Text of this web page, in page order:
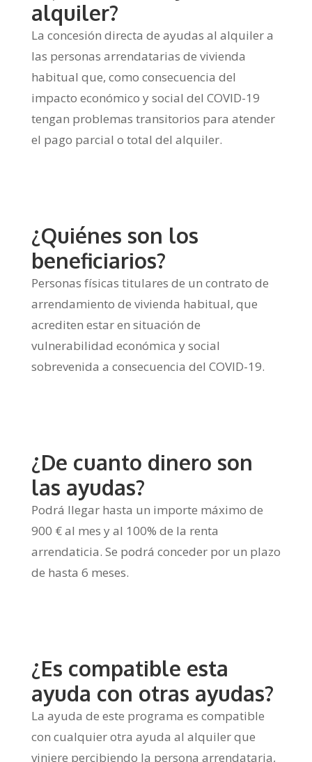
alquiler?
La concesión directa de ayudas al alquiler a
las personas arrendatarias de vivienda
habitual que, como consecuencia del
impacto económico y social del COVID-19
tengan problemas transitorios para atender
el pago parcial o total del alquiler.
¿Quiénes son los
beneficiarios?
Personas físicas titulares de un contrato de
arrendamiento de vivienda habitual, que
acrediten estar en situación de
vulnerabilidad económica y social
sobrevenida a consecuencia del COVID-19.
¿De cuanto dinero son
las ayudas?
Podrá llegar hasta un importe máximo de
900 € al mes y al 100% de la renta
arrendaticia. Se podrá conceder por un plazo
de hasta 6 meses.
¿Es compatible esta
ayuda con otras ayudas?
La ayuda de este programa es compatible
con cualquier otra ayuda al alquiler que
viniere percibiendo la persona arrendataria,